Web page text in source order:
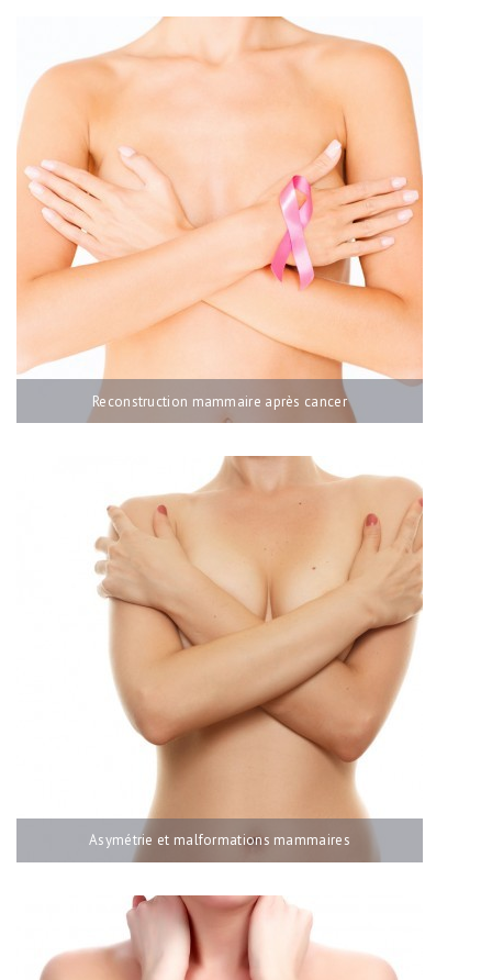
ACCUEIL
CABINET ET CLINIQUE
Reconstruction mammaire après cancer
Asymétrie et malformations mammaires